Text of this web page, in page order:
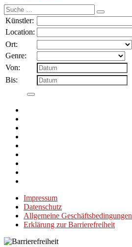
Suche
nach:
Künstler:
Location:
Ort:
Genre:
Von:
Bis:
Impressum
Datenschutz
Allgemeine Geschäftsbedingungen
Erklärung zur Barrierefreiheit